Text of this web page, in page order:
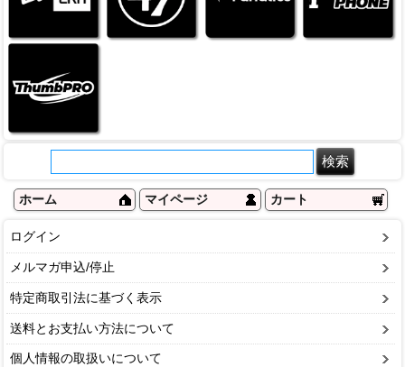
ホーム マイページ カート
ログイン
メルマガ申込/停止
特定商取引法に基づく表示
送料とお支払い方法について
個人情報の取扱いについて